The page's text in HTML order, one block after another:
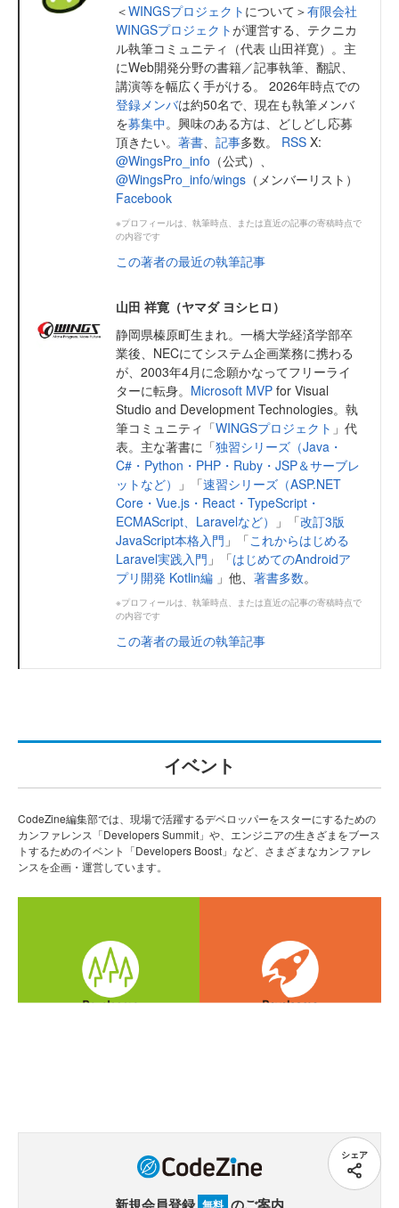
＜WINGSプロジェクト について＞有限会社
WINGSプロジェクトが運営する、テクニカ
ル執筆コミュニティ（代表 山田祥寛）。主
にWeb開発分野の書籍／記事執筆、翻訳、
講演等を幅広く手がける。 2026年時点での
登録メンバは約50名で、現在も執筆メンバ
を募集中。興味のある方は、どしどし応募
頂きたい。 著書 記事多数。 RSS X:
@WingsPro_info （公式）、
@WingsPro_info/wings （メンバーリスト）
Facebook
※プロフィールは、執筆時点、または直近の記事の寄稿時点で
の内容です
この著者の最近の執筆記事
山田 祥寛（ヤマダ ヨシヒロ）
静岡県榛原町生まれ。一橋大学経済学部卒
業後、NECにてシステム企画業務に携わる
が、2003年4月に念願かなってフリーライ
ターに転身。 Microsoft MVP for Visual
Studio and Development Technologies。執
筆コミュニティ「WINGSプロジェクト 」代
表。主な著書に「独習シリーズ（Java・
C#・Python・PHP・Ruby・JSP＆サーブレ
ットなど）
」「速習シリーズ（ASP.NET
Core・Vue.js・React・TypeScript・
ECMAScript、Laravelなど）
」「改訂3版
JavaScript本格入門 」「これからはじめる
Laravel実践入門 」「はじめてのAndroidア
プリ開発 Kotlin編 」他、 著書多数。
※プロフィールは、執筆時点、または直近の記事の寄稿時点で
の内容です
この著者の最近の執筆記事
シェア
イベント
CodeZine編集部では、現場で活躍するデベロッパーをスターにするための
カンファレンス「Developers Summit」や、エンジニアの生きざまをブース
トするためのイベント「Developers Boost」など、さまざまなカンファレ
ンスを企画・運営しています。
新規会員登録 無料 のご案内